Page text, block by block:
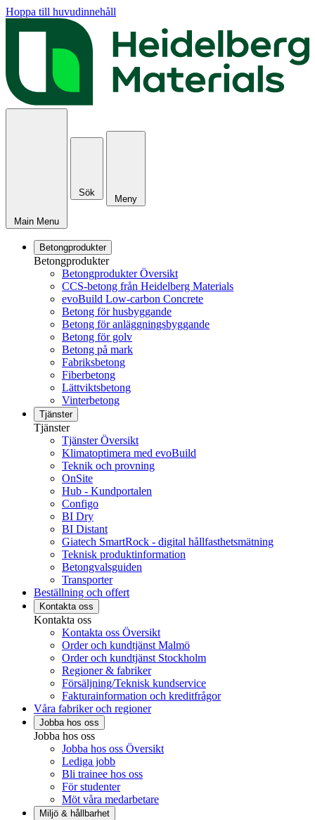
Hoppa till huvudinnehåll
Main Menu
Sök
Meny
Betongprodukter
Betongprodukter
Betongprodukter Översikt
CCS-betong från Heidelberg Materials
evoBuild Low-carbon Concrete
Betong för husbyggande
Betong för anläggningsbyggande
Betong för golv
Betong på mark
Fabriksbetong
Fiberbetong
Lättviktsbetong
Vinterbetong
Tjänster
Tjänster
Tjänster Översikt
Klimatoptimera med evoBuild
Teknik och provning
OnSite
Hub - Kundportalen
Configo
BI Dry
BI Distant
Giatech SmartRock - digital hållfasthetsmätning
Teknisk produktinformation
Betongvalsguiden
Transporter
Beställning och offert
Kontakta oss
Kontakta oss
Kontakta oss Översikt
Order och kundtjänst Malmö
Order och kundtjänst Stockholm
Regioner & fabriker
Försäljning/Teknisk kundservice
Fakturainformation och kreditfrågor
Våra fabriker och regioner
Jobba hos oss
Jobba hos oss
Jobba hos oss Översikt
Lediga jobb
Bli trainee hos oss
För studenter
Möt våra medarbetare
Miljö & hållbarhet